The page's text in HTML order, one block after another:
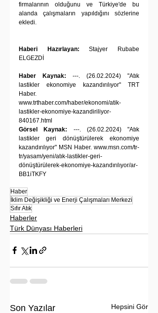
firmalarının olduğunu ve Türkiye'de bu
alanda çalışmaların yapıldığını sözlerine
ekledi.
Haberi Hazırlayan: Stajyer Rubabe
ELGEZDİ
Haber Kaynak: ---. (26.02.2024) "Atık
lastikler ekonomiye kazandırılıyor" TRT
www.trthaber.com/haber/ekonomi/atik-
lastikler-ekonomiye-kazandiriliyor-
840167.html
Görsel Kaynak: ---. (26.02.2024) "Atık
lastikler geri dönüştürülerek ekonomiye
kazandırılıyor" MSN Haber. www.msn.com/tr-
tr/yasam/yeni/atık-lastikler-geri-
dönüştürülerek-ekonomiye-kazandırılıyor/ar-
BB1iTKFY
Haber
İklim Değişikliği ve Enerji Çalışmaları Merkezi
Sıfır Atık
Haberler
Türk Dünyası Haberleri
Son Yazılar Hepsini Gör